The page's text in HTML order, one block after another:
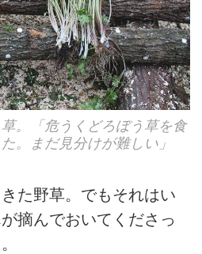
。「危うくどろぼう草を食
。まだ見分けが難しい」
た野草。でもそれはい
摘んでおいてくださっ